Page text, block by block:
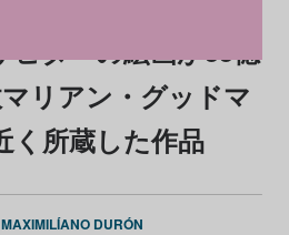
ターの絵画が55億
リアン・グッドマ
く所蔵した作品
MAXIMILÍANO DURÓN